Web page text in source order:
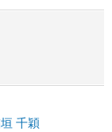
千穎